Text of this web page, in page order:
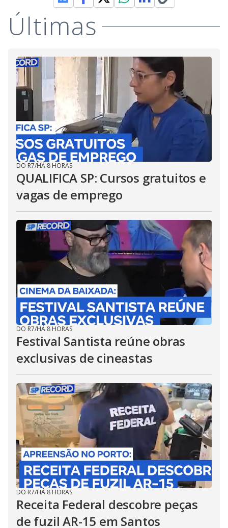
Últimas
DO R7/HÁ 8 HORAS
QUALIFICA SP: Cursos gratuitos e
vagas de emprego
DO R7/HÁ 8 HORAS
Festival Santista reúne obras
exclusivas de cineastas
DO R7/HÁ 8 HORAS
Receita Federal descobre peças
de fuzil AR-15 em Santos